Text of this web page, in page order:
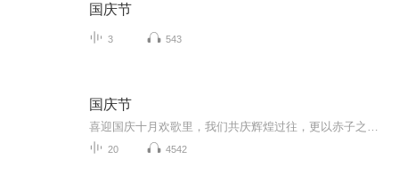
国庆节
3 543
国庆节
20 4542